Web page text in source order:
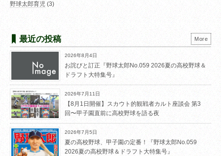
野球太郎育児 (3)
最近の投稿
2026年8月4日
お詫びと訂正『野球太郎No.059 2026夏の高校野球＆
ドラフト大特集号』
2026年7月11日
【8月1日開催】スカウト的観戦者カルト座談会 第3
回〜甲子園直前に高校野球を語る夜
2026年7月5日
夏の高校野球、甲子園の定番！『野球太郎No.059
2026夏の高校野球＆ドラフト大特集号』
More